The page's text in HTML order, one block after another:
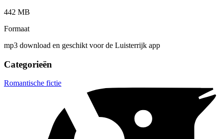
442 MB
Formaat
mp3 download en geschikt voor de Luisterrijk app
Categorieën
Romantische fictie